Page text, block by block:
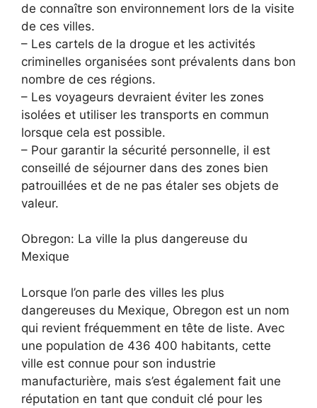
de connaître son environnement lors de la visite
de ces villes.
– Les cartels de la drogue et les activités
criminelles organisées sont prévalents dans bon
nombre de ces régions.
– Les voyageurs devraient éviter les zones
isolées et utiliser les transports en commun
lorsque cela est possible.
– Pour garantir la sécurité personnelle, il est
conseillé de séjourner dans des zones bien
patrouillées et de ne pas étaler ses objets de
valeur.
Obregon: La ville la plus dangereuse du
Mexique
Lorsque l’on parle des villes les plus
dangereuses du Mexique, Obregon est un nom
qui revient fréquemment en tête de liste. Avec
une population de 436 400 habitants, cette
ville est connue pour son industrie
manufacturière, mais s’est également fait une
réputation en tant que conduit clé pour les